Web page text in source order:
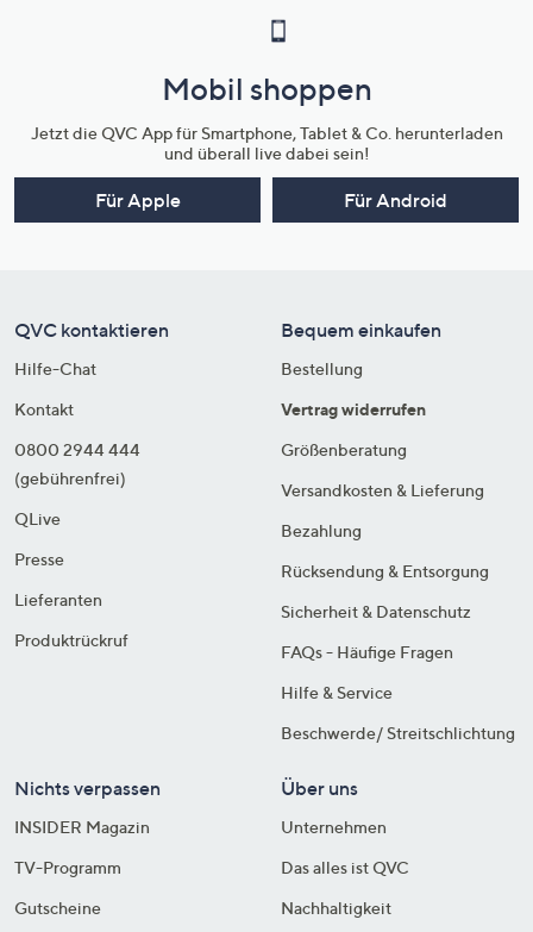
Mobil shoppen
Jetzt die QVC App für Smartphone, Tablet & Co. herunterladen
und überall live dabei sein!
Für Apple Für Android
QVC kontaktieren
Hilfe-Chat
Kontakt
0800 2944 444
(gebührenfrei)
QLive
Presse
Lieferanten
Produktrückruf
Bequem einkaufen
Bestellung
Vertrag widerrufen
Größenberatung
Versandkosten & Lieferung
Bezahlung
Rücksendung & Entsorgung
Sicherheit & Datenschutz
FAQs - Häufige Fragen
Hilfe & Service
Beschwerde/ Streitschlichtung
Nichts verpassen
INSIDER Magazin
TV-Programm
Gutscheine
Über uns
Unternehmen
Das alles ist QVC
Nachhaltigkeit